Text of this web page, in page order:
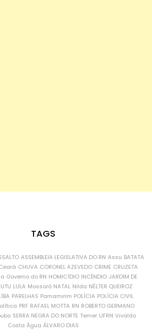
TAGS
ASSEMBLEIA LEGISLATIVA DO RN Assu BATATA
CHUVA CORONEL AZEVEDO CRIME CRUZETA
Governo do RN HOMICÍDIO INCÊNDIO JARDIM DE
LULA Mossoró NATAL Nilda NÉLTER QUEIROZ
PARELHAS Parnamirim POLÍCIA POLÍCIA CIVIL
PRF RAFAEL MOTTA RN ROBERTO GERMANO
SERRA NEGRA DO NORTE Temer UFRN Vivaldo
Costa Água ÁLVARO DIAS